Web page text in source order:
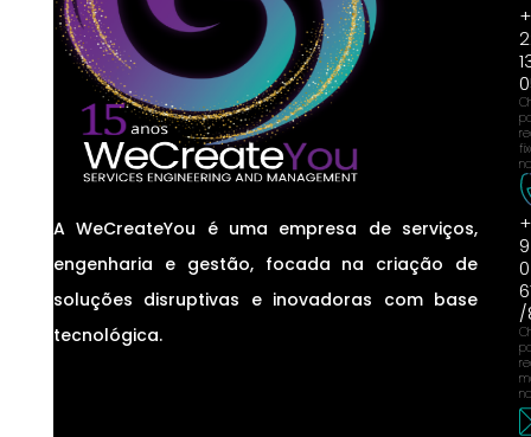
A WeCreateYou é uma empresa de serviços,
engenharia e gestão, focada na criação de
soluções disruptivas e inovadoras com base
tecnológica.
/